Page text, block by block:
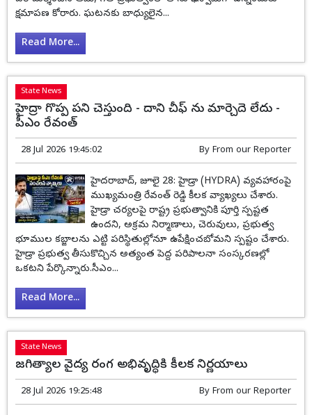
క్షమాపణ కోరారు. ఘటనకు బాధ్యులైన...
Read More...
State News
హైద్రా గొప్ప పని చెస్తుంది - దాని చీఫ్ ను మార్చెదె లేదు -
పీఎం రేవంత్
28 Jul 2026 19:45:02 By From our Reporter
హైదరాబాద్, జూలై 28: హైడ్రా (HYDRA) వ్యవహారంపై
ముఖ్యమంత్రి రేవంత్ రెడ్డి కీలక వ్యాఖ్యలు చేశారు.
హైడ్రా చర్యలపై రాష్ట్ర ప్రభుత్వానికి పూర్తి స్పష్టత
ఉందని, అక్రమ నిర్మాణాలు, చెరువులు, ప్రభుత్వ
భూముల కబ్జాలను ఎట్టి పరిస్థితుల్లోనూ ఉపేక్షించబోమని స్పష్టం చేశారు.
హైడ్రా ప్రభుత్వ తీసుకొచ్చిన అత్యంత పెద్ద పరిపాలనా సంస్కరణల్లో
ఒకటని పేర్కొన్నారు.సీఎం...
Read More...
State News
జగిత్యాల వైద్య రంగ అభివృద్ధికి కీలక నిర్ణయాలు
28 Jul 2026 19:25:48 By From our Reporter